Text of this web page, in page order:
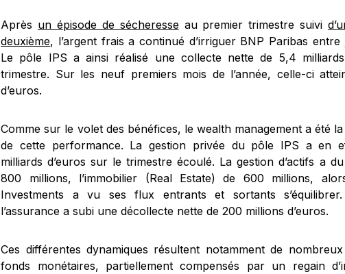
Après un épisode de sécheresseau premier trimestre suivi
deuxième, l’argent frais a continué d’irriguer BNP Paribas
Le pôle IPS a ainsi réalisé une collecte nette de 5,4
trimestre. Sur les neuf premiers mois de l’année, celle-ci
d’euros.
Comme sur le volet des bénéfices, le wealth management a été
de cette performance. La gestion privée du pôle IPS a en
milliards d’euros sur le trimestre écoulé. La gestion d’actifs a
800 millions, l’immobilier (Real Estate) de 600 millions,
Investments a vu ses flux entrants et sortants
l’assurance a subi une décollecte nette de 200 millions d’euros.
Ces différentes dynamiques résultent notamment de
fonds monétaires, partiellement compensés par un regain